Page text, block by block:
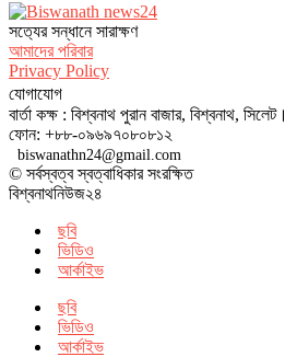
সত‌্যের সন্ধানে সারাক্ষণ
আমাদের পরিবার
Privacy Policy
যোগাযোগ
বার্তা কক্ষ : বিশ্বনাথ পুরান বাজার, বিশ্বনাথ, সিলেট।
ফোন: +৮৮-০৯৬৯৭০৮০৮১২
biswanathn24@gmail.com
© সর্বস্বত্ব স্বত্বাধিকার সংরক্ষিত
বিশ্বনাথনিউজ২৪
ছবি
ভিডিও
আর্কাইভ
ছবি
ভিডিও
আর্কাইভ